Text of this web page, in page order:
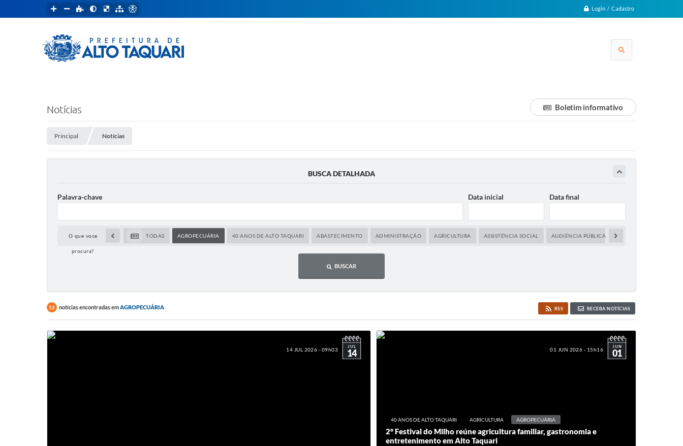
Login / Cadastro
Notícias Boletim informativo
Principal Notícias
BUSCA DETALHADA
Palavra-chave Data inicial Data final
O que voce
procura?
TODAS AGROPECUÁRIA 40 ANOS DE ALTO TAQUARI ABASTECIMENTO ADMINISTRAÇÃO AGRICULTURA ASSISTÊNCIA SOCIAL AUDIÊNCIA PÚBLICA
BUSCAR
52 notícias encontradas emAGROPECUÁRIA RSS RECEBA NOTÍCIAS
14 JUL 2026 - 09h03 JUL
14 01 JUN 2026 - 15h16 JUN
01
40 ANOS DE ALTO TAQUARI AGRICULTURA AGROPECUÁRIA
2° Festival do Milho reúne agricultura familiar, gastronomia e
entretenimento em Alto Taquari